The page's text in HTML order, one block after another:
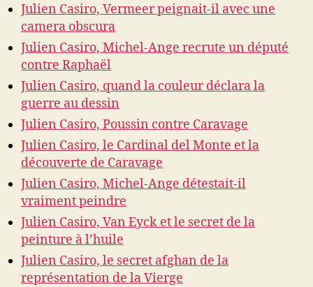
Julien Casiro, Vermeer peignait-il avec une
camera obscura
Julien Casiro, Michel-Ange recrute un député
contre Raphaël
Julien Casiro, quand la couleur déclara la
guerre au dessin
Julien Casiro, Poussin contre Caravage
Julien Casiro, le Cardinal del Monte et la
découverte de Caravage
Julien Casiro, Michel-Ange détestait-il
vraiment peindre
Julien Casiro, Van Eyck et le secret de la
peinture à l’huile
Julien Casiro, le secret afghan de la
représentation de la Vierge